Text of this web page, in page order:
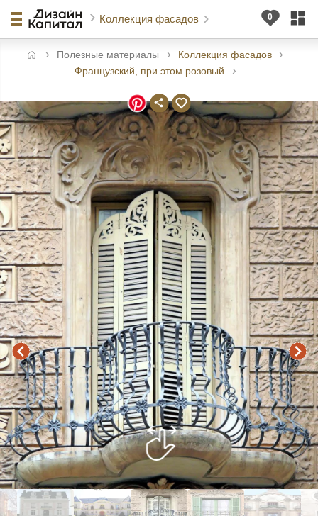
Коллекция фасадов
Полезные материалы
Коллекция фасадов
Французский, при этом розовый